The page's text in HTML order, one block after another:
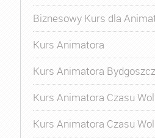
Biznesowy Kurs dla
Kurs Animatora
Kurs Animatora Bydgoszcz
Kurs Animatora Czasu
Kurs Animatora Czasu